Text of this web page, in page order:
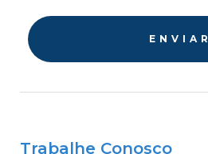
E N V I A R
Trabalhe Conosco